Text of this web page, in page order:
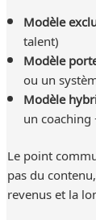
Modèle
talent)
Modèle
ou un
Modèle
un coaching
Le point
pas du
revenus et la